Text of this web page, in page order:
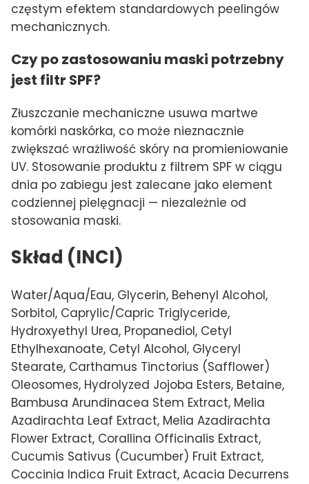
częstym efektem standardowych peelingów
mechanicznych.
Czy po zastosowaniu maski potrzebny
jest filtr SPF?
Złuszczanie mechaniczne usuwa martwe
komórki naskórka, co może nieznacznie
zwiększać wrażliwość skóry na promieniowanie
UV. Stosowanie produktu z filtrem SPF w ciągu
dnia po zabiegu jest zalecane jako element
codziennej pielęgnacji — niezależnie od
stosowania maski.
Skład (INCI)
Water/Aqua/Eau, Glycerin, Behenyl Alcohol,
Sorbitol, Caprylic/Capric Triglyceride,
Hydroxyethyl Urea, Propanediol, Cetyl
Ethylhexanoate, Cetyl Alcohol, Glyceryl
Stearate, Carthamus Tinctorius (Safflower)
Oleosomes, Hydrolyzed Jojoba Esters, Betaine,
Bambusa Arundinacea Stem Extract, Melia
Azadirachta Leaf Extract, Melia Azadirachta
Flower Extract, Corallina Officinalis Extract,
Cucumis Sativus (Cucumber) Fruit Extract,
Coccinia Indica Fruit Extract, Acacia Decurrens